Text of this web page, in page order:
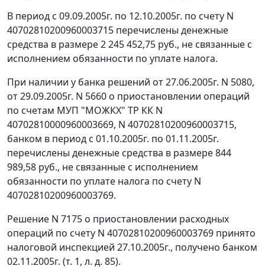
В период с 09.09.2005г. по 12.10.2005г. по счету N
40702810200960003715 перечислены денежные
средства в размере 2 245 452,75 руб., не связанные с
исполнением обязанности по уплате налога.
При наличии у банка решений от 27.06.2005г. N 5080,
от 29.09.2005г. N 5660 о приостановлении операций
по счетам МУП "МОЖКХ" ТР КК N
40702810000960003669, N 40702810200960003715,
банком в период с 01.10.2005г. по 01.11.2005г.
перечислены денежные средства в размере 844
989,58 руб., не связанные с исполнением
обязанности по уплате налога по счету N
40702810200960003769.
Решение N 7175 о приостановлении расходных
операций по счету N 40702810200960003769 принято
налоговой инспекцией 27.10.2005г., получено банком
02.11.2005г. (т. 1, л. д. 85).